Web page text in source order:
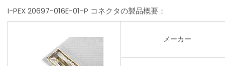
I-PEX 20697-016E-01-P コネクタの製品概要：
メーカー